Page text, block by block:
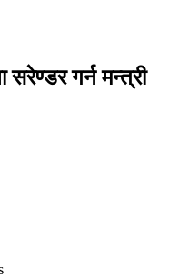
सरेण्डर गर्न मन्त्री